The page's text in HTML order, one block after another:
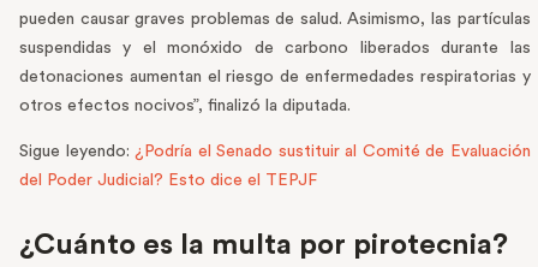
pueden causar graves problemas de salud. Asimismo, las partículas
suspendidas y el monóxido de carbono liberados durante las
detonaciones aumentan el riesgo de enfermedades respiratorias y
otros efectos nocivos”, finalizó la diputada.
Sigue leyendo: ¿Podría el Senado sustituir al Comité de Evaluación
del Poder Judicial? Esto dice el TEPJF
¿Cuánto es la multa por pirotecnia?